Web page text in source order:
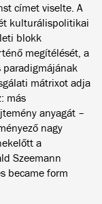
címet viselte. A
kulturálispolitikai
blokk
megítélését, a
paradigmájának
mátrixot adja
más
anyagát –
nagy
a
Szeemann
became form